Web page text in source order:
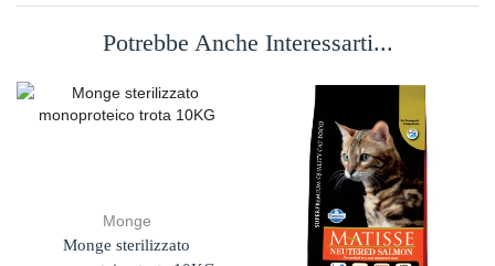
Potrebbe Anche Interessarti...
Monge
Monge sterilizzato